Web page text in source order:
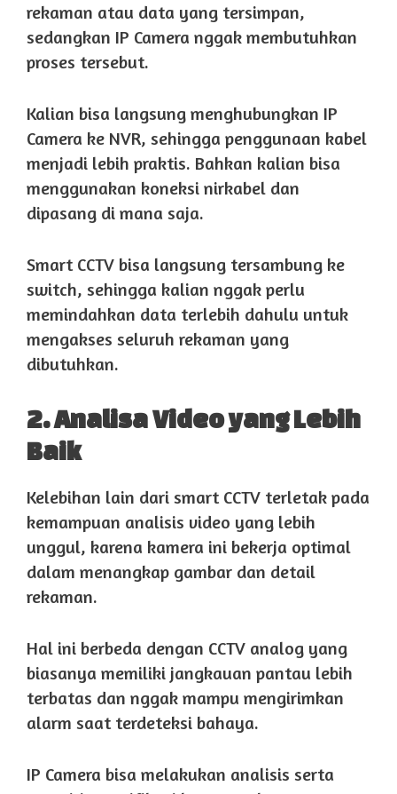
rekaman atau data yang tersimpan,
sedangkan IP Camera nggak membutuhkan
proses tersebut.
Kalian bisa langsung menghubungkan IP
Camera ke NVR, sehingga penggunaan kabel
menjadi lebih praktis. Bahkan kalian bisa
menggunakan koneksi nirkabel dan
dipasang di mana saja.
Smart CCTV bisa langsung tersambung ke
switch, sehingga kalian nggak perlu
memindahkan data terlebih dahulu untuk
mengakses seluruh rekaman yang
dibutuhkan.
2. Analisa Video yang Lebih
Baik
Kelebihan lain dari smart CCTV terletak pada
kemampuan analisis video yang lebih
unggul, karena kamera ini bekerja optimal
dalam menangkap gambar dan detail
rekaman.
Hal ini berbeda dengan CCTV analog yang
biasanya memiliki jangkauan pantau lebih
terbatas dan nggak mampu mengirimkan
alarm saat terdeteksi bahaya.
IP Camera bisa melakukan analisis serta